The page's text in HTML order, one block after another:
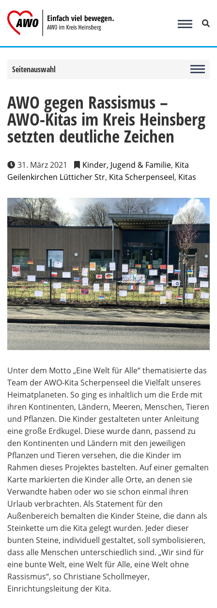
Inhalt
springen
Seitenauswahl
AWO gegen Rassismus –
AWO-Kitas im Kreis Heinsberg
setzten deutliche Zeichen
31. März 2021 Kinder, Jugend & Familie, Kita
Geilenkirchen Lütticher Str, Kita Scherpenseel, Kitas
Unter dem Motto „Eine Welt für Alle“ thematisierte das
Team der AWO-Kita Scherpenseel die Vielfalt unseres
Heimatplaneten. So ging es inhaltlich um die Erde mit
ihren Kontinenten, Ländern, Meeren, Menschen, Tieren
und Pflanzen. Die Kinder gestalteten unter Anleitung
eine große Erdkugel. Diese wurde dann, passend zu
den Kontinenten und Ländern mit den jeweiligen
Pflanzen und Tieren versehen, die die Kinder im
Rahmen dieses Projektes bastelten. Auf einer gemalten
Karte markierten die Kinder alle Orte, an denen sie
Verwandte haben oder wo sie schon einmal ihren
Urlaub verbrachten. Als Statement für den
Außenbereich bemalten die Kinder Steine, die dann als
Steinkette um die Kita gelegt wurden. Jeder dieser
bunten Steine, individuell gestaltet, soll symbolisieren,
dass alle Menschen unterschiedlich sind. „Wir sind für
eine bunte Welt, eine Welt für Alle, eine Welt ohne
Rassismus“, so Christiane Schollmeyer,
Einrichtungsleitung der Kita.